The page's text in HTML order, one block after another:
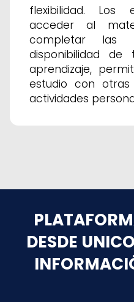
flexibilidad. Los
acceder al
completar las
disponibilidad
aprendizaje,
estudio con otras
actividades
DESDE